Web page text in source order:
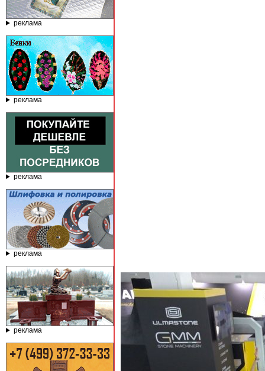
реклама
реклама
реклама
реклама
реклама